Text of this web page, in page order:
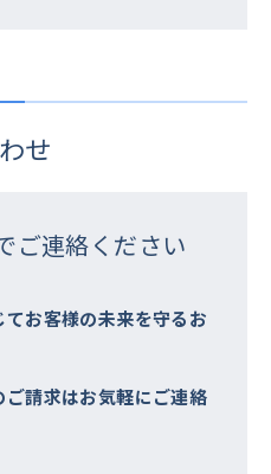
せ
ご連絡ください
お客様の未来を守るお
請求はお気軽にご連絡